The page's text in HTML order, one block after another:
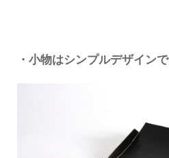
・小物はシンプルデザインで